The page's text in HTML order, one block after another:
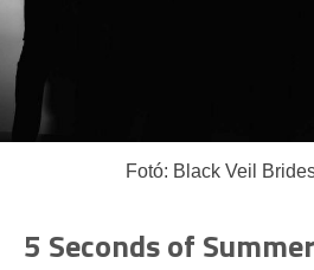
Fotó: Black Veil
5 Seconds of Summer